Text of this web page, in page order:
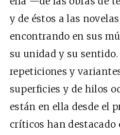
y de éstos a las
encontrando en sus
su unidad y su sentido.
repeticiones y
superficies y de hilos
están en ella desde el
críticos han destacado